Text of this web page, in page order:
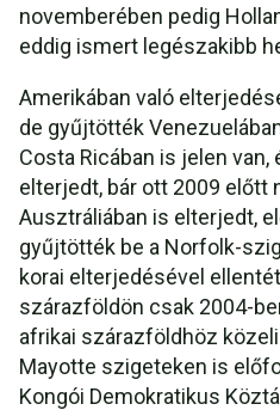
novemberében pedig
eddig ismert legészakibb
Amerikában való
de gyűjtötték
Costa Ricában is jelen
elterjedt, bár ott 2009 előtt
Ausztráliában is elterjedt,
gyűjtötték be a Norfolk-
korai elterjedésével
szárazföldön csak 2004-
afrikai szárazföldhöz
Mayotte szigeteken is
Kongói Demokratikus